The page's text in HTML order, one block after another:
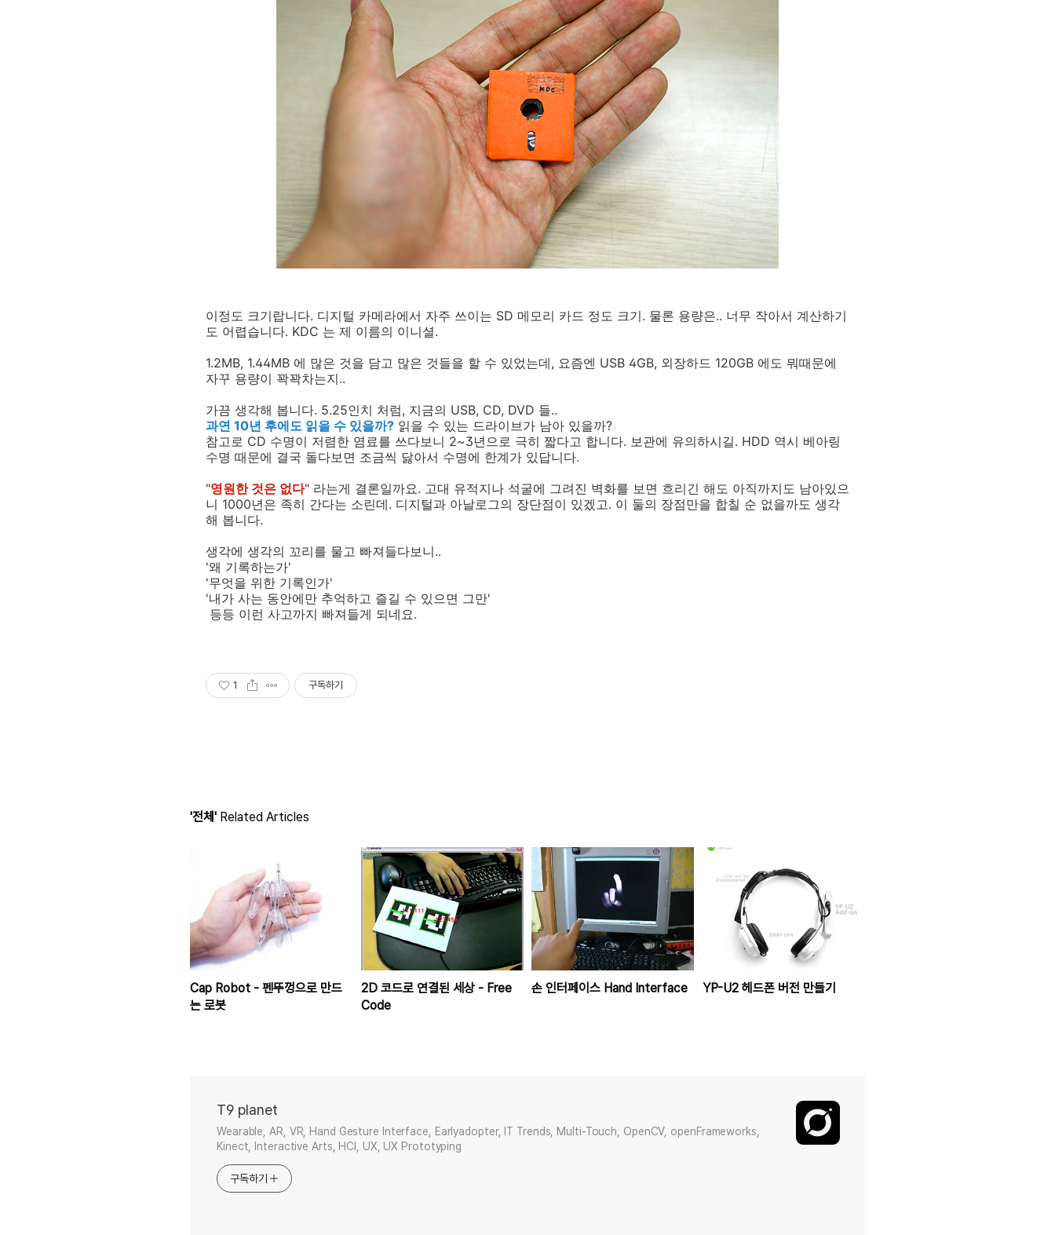
이정도 크기랍니다. 디지털 카메라에서 자주 쓰이는 SD 메모리 카드 정도 크기. 물론 용량은.. 너무 작아서 계산하기
도 어렵습니다. KDC 는 제 이름의 이니셜.
1.2MB, 1.44MB 에 많은 것을 담고 많은 것들을 할 수 있었는데, 요즘엔 USB 4GB, 외장하드 120GB 에도 뭐때문에
자꾸 용량이 꽉꽉차는지..
가끔 생각해 봅니다. 5.25인치 처럼, 지금의 USB, CD, DVD 들..
과연 10년 후에도 읽을 수 있을까? 읽을 수 있는 드라이브가 남아 있을까?
참고로 CD 수명이 저렴한 염료를 쓰다보니 2~3년으로 극히 짧다고 합니다. 보관에 유의하시길. HDD 역시 베아링
수명 때문에 결국 돌다보면 조금씩 닳아서 수명에 한계가 있답니다.
"영원한 것은 없다" 라는게 결론일까요. 고대 유적지나 석굴에 그려진 벽화를 보면 흐리긴 해도 아직까지도 남아있으
니 1000년은 족히 간다는 소린데. 디지털과 아날로그의 장단점이 있겠고. 이 둘의 장점만을 합칠 순 없을까도 생각
해 봅니다.
생각에 생각의 꼬리를 물고 빠져들다보니..
'왜 기록하는가'
'무엇을 위한 기록인가'
'내가 사는 동안에만 추억하고 즐길 수 있으면 그만'
등등 이런 사고까지 빠져들게 되네요.
1 구독하기
'전체' Related Articles
Cap Robot - 펜뚜껑으로 만드
는 로봇
2D 코드로 연결된 세상 - Free
Code
손 인터페이스 Hand Interface YP-U2 헤드폰 버전 만들기
T9 planet
Wearable, AR, VR, Hand Gesture Interface, Earlyadopter, IT Trends, Multi-Touch, OpenCV, openFrameworks,
Kinect, Interactive Arts, HCI, UX, UX Prototyping
구독하기